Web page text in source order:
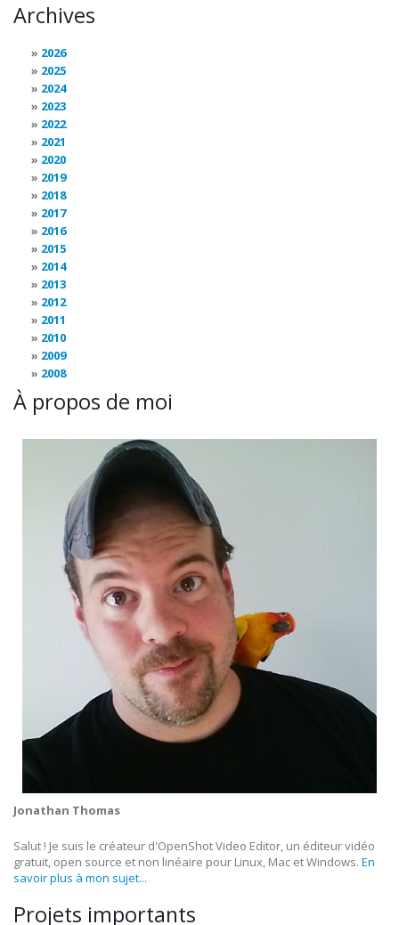
Archives
2026
2025
2024
2023
2022
2021
2020
2019
2018
2017
2016
2015
2014
2013
2012
2011
2010
2009
2008
À propos de moi
Jonathan Thomas
Salut ! Je suis le créateur d'OpenShot Video Editor, un éditeur vidéo
gratuit, open source et non linéaire pour Linux, Mac et Windows. En
savoir plus à mon sujet...
Projets importants